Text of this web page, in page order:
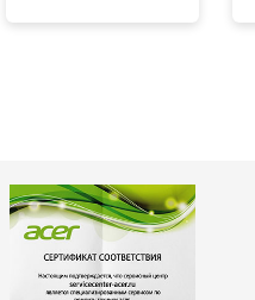
от 3950 ₽
от 1450 ₽